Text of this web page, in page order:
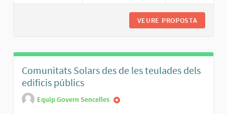
VEURE PROPOSTA
Comunitats Solars des de les teulades dels
edificis públics
Equip Govern Sencelles